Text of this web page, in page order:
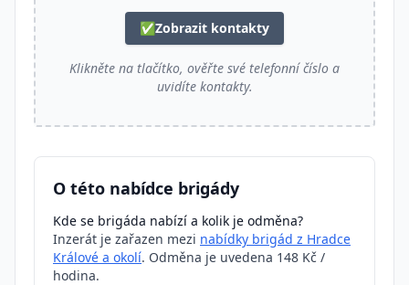
✅Zobrazit kontakty
Klikněte na tlačítko, ověřte své telefonní číslo a
uvidíte kontakty.
O této nabídce brigády
Kde se brigáda nabízí a kolik je odměna?
Inzerát je zařazen mezi nabídky brigád z Hradce
Králové a okolí. Odměna je uvedena 148 Kč /
hodina.